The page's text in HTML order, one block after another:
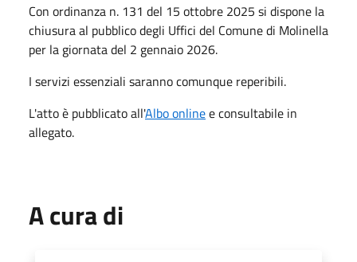
Con ordinanza n. 131 del 15 ottobre 2025 si dispone la
chiusura al pubblico degli Uffici del Comune di Molinella
per la giornata del 2 gennaio 2026.
I servizi essenziali saranno comunque reperibili.
L'atto è pubblicato all'Albo onlinee consultabile in
allegato.
A cura di